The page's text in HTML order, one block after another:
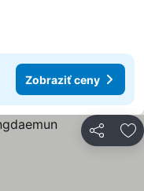
Zobraziť ceny
Zdieľať